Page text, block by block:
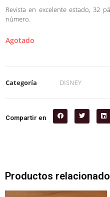
Revista en excelente estado, 32
número.
Agotado
Categoría DISNEY
Compartir en
Productos